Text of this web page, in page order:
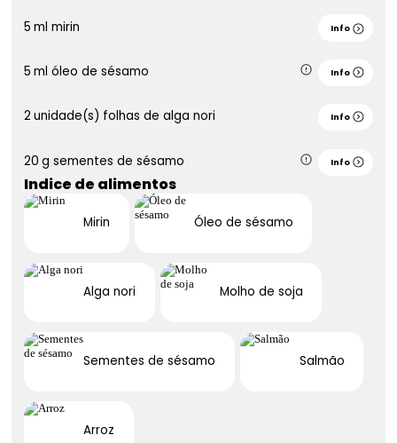
5 ml mirin Info
5 ml óleo de sésamo Info
2 unidade(s) folhas de alga nori Info
20 g sementes de sésamo Info
Indice de alimentos
Mirin Óleo de sésamo
Alga nori Molho de soja
Sementes de sésamo Salmão
Arroz